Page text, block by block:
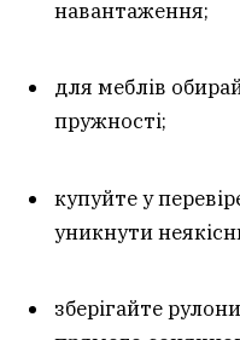
навантаження;
для меблів
пружності;
купуйте у
уникнути
зберігайте